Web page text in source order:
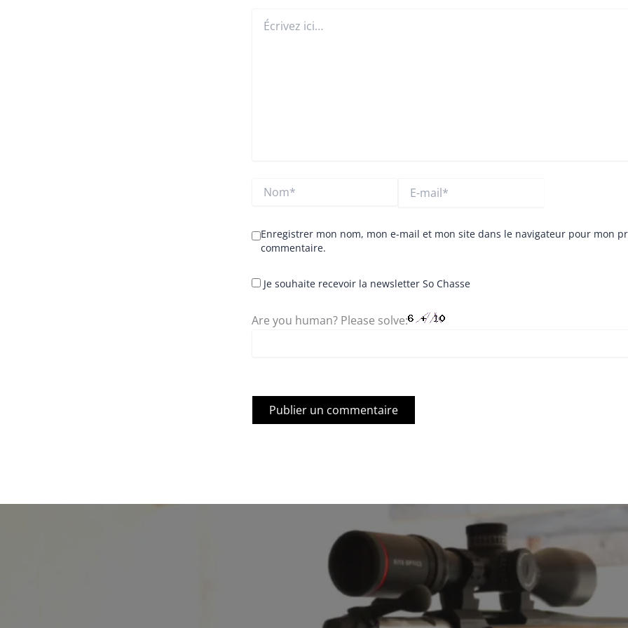
ici…
mail*
Enregistrer mon nom, mon e-mail et mon site dans le navigateur pour mon
commentaire.
Je souhaite recevoir la newsletter So Chasse
Are you human? Please solve: